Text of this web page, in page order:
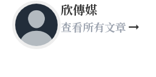
欣傳媒
查看所有文章